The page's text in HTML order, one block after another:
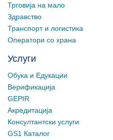
Трговија на мало
Здравство
Транспорт и логистика
Оператори со храна
Услуги
Обука и Едукации
Верификација
GEPIR
Акредитација
Консултантски услуги
GS1 Каталог